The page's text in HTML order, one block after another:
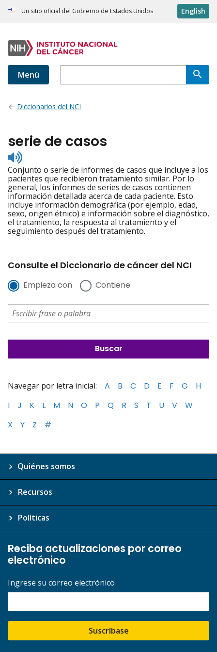
Un sitio oficial del Gobierno de Estados Unidos English
Menú
Diccionarios del NCI
serie de casos
Listen
to
pronunciation
Conjunto o serie de informes de casos que incluye a los
pacientes que recibieron tratamiento similar. Por lo
general, los informes de series de casos contienen
información detallada acerca de cada paciente. Esto
incluye información demográfica (por ejemplo, edad,
sexo, origen étnico) e información sobre el diagnóstico,
el tratamiento, la respuesta al tratamiento y el
seguimiento después del tratamiento.
Consulte el Diccionario de cáncer del NCI
Empieza con Contiene
Navegar por letra inicial: A B C D E F G
H
I
J K L M N O P Q R S T U V
W
X
Y Z #
Quiénes somos
Recursos
Políticas
Reciba actualizaciones por correo
electrónico
Ingrese su correo electrónico
Suscríbase